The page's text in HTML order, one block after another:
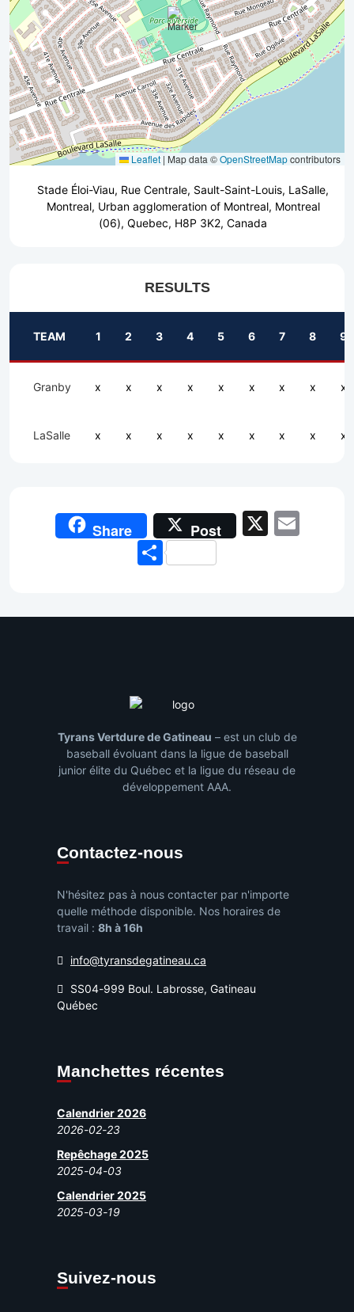
Leaflet | Map data ©OpenStreetMapcontributors
Stade Éloi-Viau, Rue Centrale, Sault-Saint-Louis, LaSalle,
Montreal, Urban agglomeration of Montreal, Montreal
(06), Quebec, H8P 3K2, Canada
RESULTS
TEAM 1 2 3 4 5 6 7 8 9
Granby x x x x x x x x x
LaSalle x x x x x x x x x
Share Post X
Share
Tyrans Vertdure de Gatineau – est un club de
baseball évoluant dans la ligue de baseball
junior élite du Québec et la ligue du réseau de
développement AAA.
Contactez-nous
N'hésitez pas à nous contacter par n'importe
quelle méthode disponible. Nos horaires de
travail : 8h à 16h
info@tyransdegatineau.ca
SS04-999 Boul. Labrosse, Gatineau
Québec
Manchettes récentes
Calendrier 2026
2026-02-23
Repêchage 2025
2025-04-03
Calendrier 2025
2025-03-19
Suivez-nous